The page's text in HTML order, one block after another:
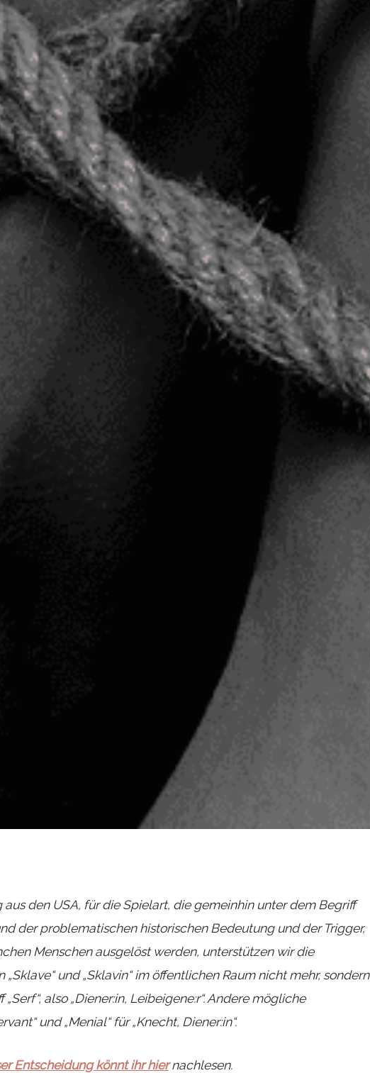
aus den USA, für die Spielart, die gemeinhin unter dem Begriff
der problematischen historischen Bedeutung und der Trigger,
Menschen ausgelöst werden, unterstützen wir die
und „Sklavin“ im öffentlichen Raum nicht mehr, sondern
also „Diener:in, Leibeigene:r“. Andere mögliche
und „Menial“ für „Knecht, Diener:in“.
Entscheidung könnt ihr hiernachlesen.